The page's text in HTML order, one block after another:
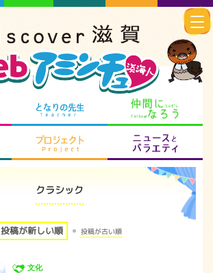
知られざる滋賀 となりの先生
まるまる地元ネタ プロジェクト
クラシック
投稿が新しい順 投稿が古い順
文化